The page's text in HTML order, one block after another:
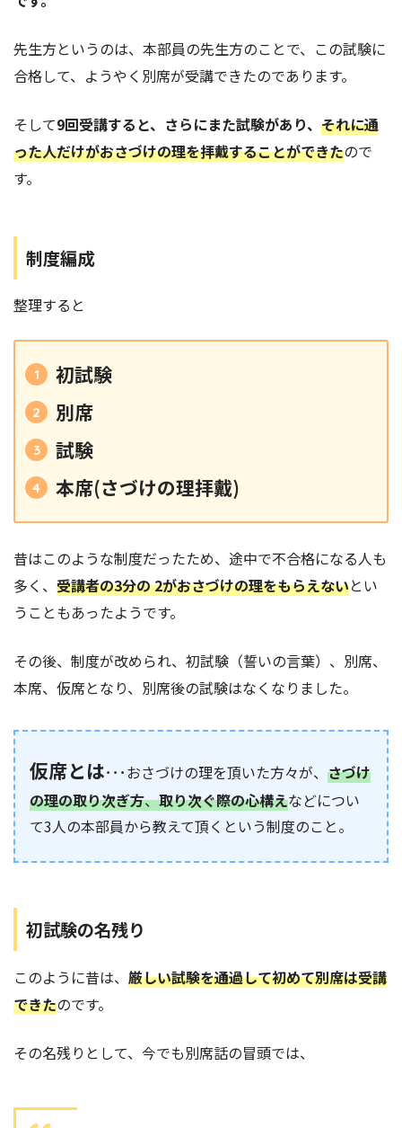
先生方というのは、本部員の先生方のことで、この試験に
合格して、ようやく別席が受講できたのであります。
そして9回受講すると、さらにまた試験があり、 それに通
った人だけがおさづけの理を拝戴することができたので
す。
制度編成
整理すると
初試験
別席
試験
本席(さづけの理拝戴)
昔はこのような制度だったため、途中で不合格になる人も
多く、 受講者の3分の 2がおさづけの理をもらえないとい
うこともあったようです。
その後、制度が改められ、初試験（誓いの言葉）、別席、
本席、仮席となり、別席後の試験はなくなりました。
仮席とは･･･おさづけの理を頂いた方々が、 さづけ
の理の取り次ぎ方、取り次ぐ際の心構えなどについ
て3人の本部員から教えて頂くという制度のこと。
初試験の名残り
このように昔は、 厳しい試験を通過して初めて別席は受講
できたのです。
その名残りとして、今でも別席話の冒頭では、